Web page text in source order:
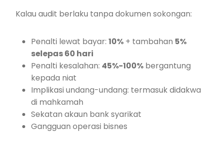
Kalau audit berlaku tanpa dokumen sokongan:
Penalti lewat bayar: 10% + tambahan 5%
selepas 60 hari
Penalti kesalahan: 45%-100% bergantung
kepada niat
Implikasi undang-undang: termasuk didakwa
di mahkamah
Sekatan akaun bank syarikat
Gangguan operasi bisnes